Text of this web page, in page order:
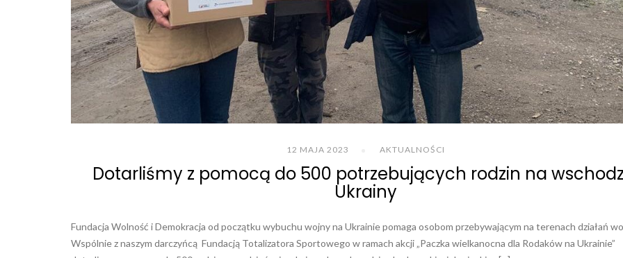
12 MAJA 2023 AKTUALNOŚCI
Dotarliśmy z pomocą do 500 potrzebujących rodzin na
Ukrainy
Fundacja Wolność i Demokracja od początku wybuchu wojny na Ukrainie pomaga osobom przebywającym na terenach działań
Wspólnie z naszym darczyńcą Fundacją Totalizatora Sportowego w ramach akcji „Paczka wielkanocna dla Rodaków na Ukrainie”